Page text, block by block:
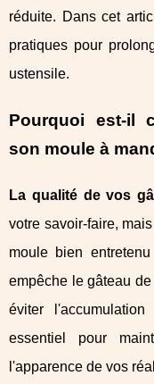
réduite. Dans cet
pratiques pour
ustensile.
Pourquoi est-il
son moule à
La qualité de vos
votre savoir-faire,
moule bien
empêche le gâteau
éviter
essentiel pour
l'apparence de vos